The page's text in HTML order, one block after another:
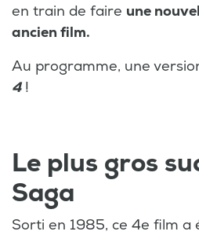
en train de faire une
ancien film.
Au programme, une
4!
Le plus gros
Saga
Sorti en 1985, ce 4e film a